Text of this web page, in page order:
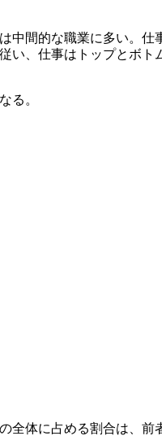
中間的な職業に多い。仕
い、仕事はトップとボト
る。
全体に占める割合は、前